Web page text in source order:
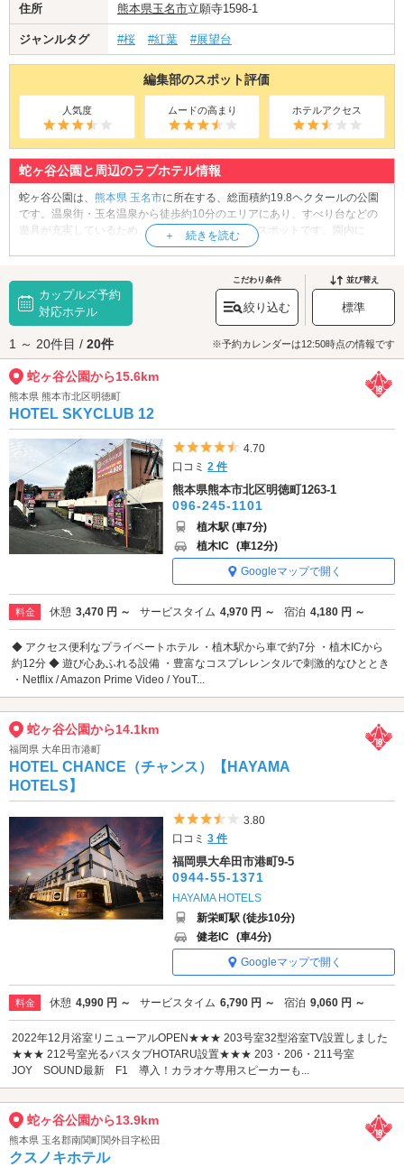
住所 熊本県玉名市立願寺1598-1
ジャンルタグ #桜 #紅葉 #展望台
編集部のスポット評価
人気度 ムードの高まり ホテルアクセス
蛇ヶ谷公園と周辺のラブホテル情報
蛇ヶ谷公園は、 熊本県 玉名市に所在する、総面積約19.8ヘクタールの公園
です。温泉街・玉名温泉から徒歩約10分のエリアにあり、すべり台などの
遊具が充実しているため、子どもたちにも人気のスポットです。園内に
は、野球場やゲートボール場、テニスコート、グランドゴルフ場等が整備
や展望所などピクニックに最適なスポットも備わっています。そして蛇ヶ
谷公園といえば、サクラやツツジで有名な花見の名所。春は動きやすい服
装で出かけて、散策デートを楽しむのもおすすめです。
蛇ヶ谷公園へは、玉名・荒尾エリアのラブホテルからもアクセスが便利で
す。
カップルズ予約
対応ホテル
こだわり条件
絞り込む
並び替え
標準
1 ～ 20件目 / 20件 ※予約カレンダーは12:50時点の情報です
蛇ヶ谷公園から15.6km
熊本県 熊本市北区明徳町
HOTEL SKYCLUB 12
5つ星のうち4.5
4.70
口コミ2 件
熊本県熊本市北区明徳町1263-1
096-245-1101
植木駅 (車7分)
植木IC (車12分)
Googleマップで開く
料金 休憩 3,470 円 ～ サービスタイム 4,970 円 ～ 宿泊 4,180 円 ～
◆ アクセス便利なプライベートホテル ・植木駅から車で約7分 ・植木ICから
約12分 ◆ 遊び心あふれる設備 ・豊富なコスプレレンタルで刺激的なひととき
・Netflix / Amazon Prime Video / YouT...
蛇ヶ谷公園から14.1km
福岡県 大牟田市港町
HOTEL CHANCE（チャンス）【HAYAMA
HOTELS】
5つ星のうち3.5
3.80
口コミ3 件
福岡県大牟田市港町9-5
0944-55-1371
HAYAMA HOTELS
新栄町駅 (徒歩10分)
健老IC (車4分)
Googleマップで開く
料金 休憩 4,990 円 ～ サービスタイム 6,790 円 ～ 宿泊 9,060 円 ～
2022年12月浴室リニューアルOPEN★★★ 203号室32型浴室TV設置しました
★★★ 212号室光るバスタブHOTARU設置★★★ 203・206・211号室
JOY SOUND最新 F1 導入！カラオケ専用スピーカーも...
蛇ヶ谷公園から13.9km
熊本県 玉名郡南関町関外目字松田
クスノキホテル